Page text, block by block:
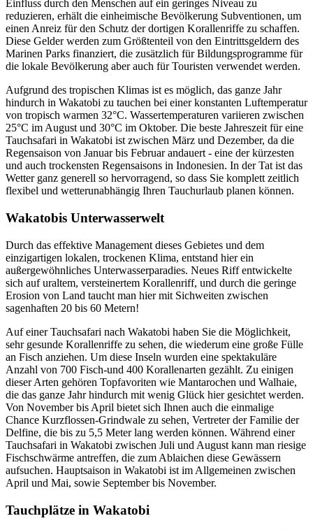
Einfluss durch den Menschen auf ein geringes Niveau zu
reduzieren, erhält die einheimische Bevölkerung Subventionen, um
einen Anreiz für den Schutz der dortigen Korallenriffe zu schaffen.
Diese Gelder werden zum Größtenteil von den Eintrittsgeldern des
Marinen Parks finanziert, die zusätzlich für Bildungsprogramme für
die lokale Bevölkerung aber auch für Touristen verwendet werden.
Aufgrund des tropischen Klimas ist es möglich, das ganze Jahr
hindurch in Wakatobi zu tauchen bei einer konstanten Luftemperatur
von tropisch warmen 32°C. Wassertemperaturen variieren zwischen
25°C im August und 30°C im Oktober. Die beste Jahreszeit für eine
Tauchsafari in Wakatobi ist zwischen März und Dezember, da die
Regensaison von Januar bis Februar andauert - eine der kürzesten
und auch trockensten Regensaisons in Indonesien. In der Tat ist das
Wetter ganz generell so hervorragend, so dass Sie komplett zeitlich
flexibel und wetterunabhängig Ihren Tauchurlaub planen können.
Wakatobis Unterwasserwelt
Durch das effektive Management dieses Gebietes und dem
einzigartigen lokalen, trockenen Klima, entstand hier ein
außergewöhnliches Unterwasserparadies. Neues Riff entwickelte
sich auf uraltem, versteinertem Korallenriff, und durch die geringe
Erosion von Land taucht man hier mit Sichweiten zwischen
sagenhaften 20 bis 60 Metern!
Auf einer Tauchsafari nach Wakatobi haben Sie die Möglichkeit,
sehr gesunde Korallenriffe zu sehen, die wiederum eine große Fülle
an Fisch anziehen. Um diese Inseln wurden eine spektakuläre
Anzahl von 700 Fisch-und 400 Korallenarten gezählt. Zu einigen
dieser Arten gehören Topfavoriten wie Mantarochen und Walhaie,
die das ganze Jahr hindurch mit wenig Glück hier gesichtet werden.
Von November bis April bietet sich Ihnen auch die einmalige
Chance Kurzflossen-Grindwale zu sehen, Vertreter der Familie der
Delfine, die bis zu 5,5 Meter lang werden können. Während einer
Tauchsafari in Wakatobi zwischen Juli und August kann man riesige
Fischschwärme antreffen, die zum Ablaichen diese Gewässern
aufsuchen. Hauptsaison in Wakatobi ist im Allgemeinen zwischen
April und Mai, sowie September bis November.
Tauchplätze in Wakatobi